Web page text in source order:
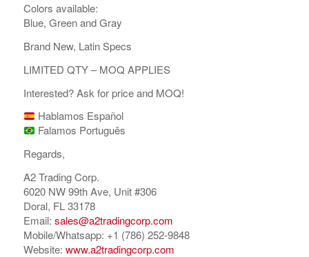
Colors available:
Blue, Green and Gray
Brand New, Latin Specs
LIMITED QTY – MOQ APPLIES
Interested? Ask for price and MOQ!
Hablamos Español
Falamos Português
Regards,
A2 Trading Corp.
6020 NW 99th Ave, Unit #306
Doral, FL 33178
Email: sales@a2tradingcorp.com
Mobile/Whatsapp: +1 (786) 252-9848
Website: www.a2tradingcorp.com